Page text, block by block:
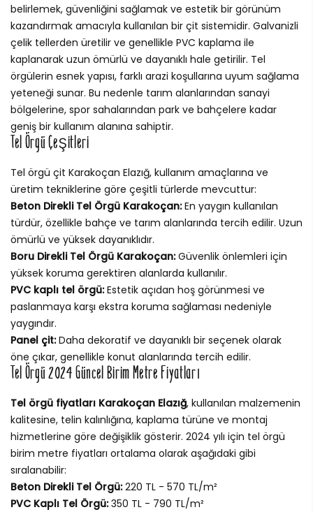
belirlemek, güvenliğini sağlamak ve estetik bir görünüm
kazandırmak amacıyla kullanılan bir çit sistemidir. Galvanizli
çelik tellerden üretilir ve genellikle PVC kaplama ile
kaplanarak uzun ömürlü ve dayanıklı hale getirilir. Tel
örgülerin esnek yapısı, farklı arazi koşullarına uyum sağlama
yeteneği sunar. Bu nedenle tarım alanlarından sanayi
bölgelerine, spor sahalarından park ve bahçelere kadar
geniş bir kullanım alanına sahiptir.
Tel Örgü Çeşitleri
Tel örgü çit Karakoçan Elazığ, kullanım amaçlarına ve
üretim tekniklerine göre çeşitli türlerde mevcuttur:
Beton Direkli Tel Örgü Karakoçan:En yaygın kullanılan
türdür, özellikle bahçe ve tarım alanlarında tercih edilir. Uzun
ömürlü ve yüksek dayanıklıdır.
Boru Direkli Tel Örgü Karakoçan:Güvenlik önlemleri için
yüksek koruma gerektiren alanlarda kullanılır.
PVC kaplı tel örgü:Estetik açıdan hoş görünmesi ve
paslanmaya karşı ekstra koruma sağlaması nedeniyle
yaygındır.
Panel çit:Daha dekoratif ve dayanıklı bir seçenek olarak
öne çıkar, genellikle konut alanlarında tercih edilir.
Tel Örgü 2024 Güncel Birim Metre Fiyatları
Tel örgü fiyatları Karakoçan Elazığ, kullanılan malzemenin
kalitesine, telin kalınlığına, kaplama türüne ve montaj
hizmetlerine göre değişiklik gösterir. 2024 yılı için tel örgü
birim metre fiyatları ortalama olarak aşağıdaki gibi
sıralanabilir:
Beton Direkli Tel Örgü:220 TL - 570 TL/m²
PVC Kaplı Tel Örgü:350 TL - 790 TL/m²